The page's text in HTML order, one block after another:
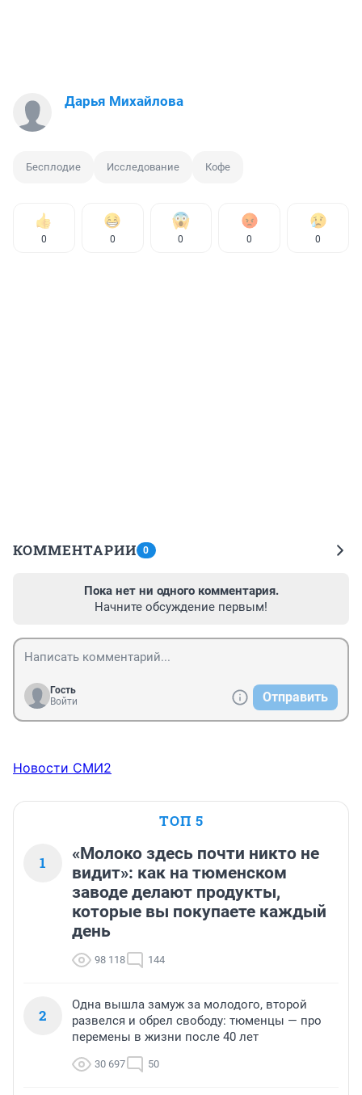
Дарья Михайлова
Бесплодие Исследование Кофе
0 0 0 0 0
КОММЕНТАРИИ 0
Пока нет ни одного комментария.
Начните обсуждение первым!
Гость
Войти
Отправить
Новости СМИ2
ТОП 5
1
«Молоко здесь почти никто не
видит»: как на тюменском
заводе делают продукты,
которые вы покупаете каждый
день
98 118 144
2
Одна вышла замуж за молодого, второй
развелся и обрел свободу: тюменцы — про
перемены в жизни после 40 лет
30 697 50